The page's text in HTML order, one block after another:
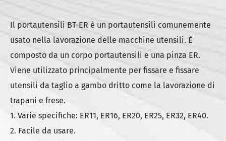
Il portautensili BT-ER è un portautensili comunemente
usato nella lavorazione delle macchine utensili. È
composto da un corpo portautensili e una pinza ER.
Viene utilizzato principalmente per fissare e fissare
utensili da taglio a gambo dritto come la lavorazione di
trapani e frese.
1. Varie specifiche: ER11, ER16, ER20, ER25, ER32, ER40.
2. Facile da usare.